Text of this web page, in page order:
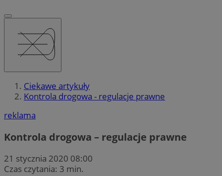
Ciekawe artykuły
Kontrola drogowa - regulacje prawne
reklama
Kontrola drogowa – regulacje prawne
21 stycznia 2020 08:00
Czas czytania: 3 min.